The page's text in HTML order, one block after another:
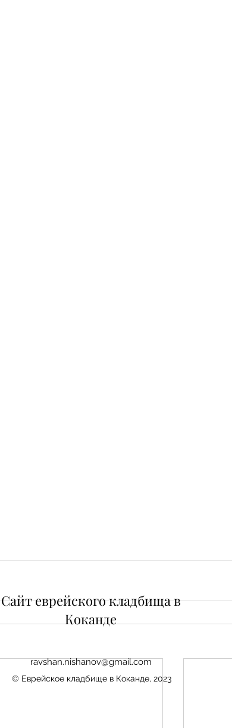
Сайт еврейского кладбища в
Коканде
ravshan.nishanov@gmail.com
© Еврейское кладбище в Коканде, 2023